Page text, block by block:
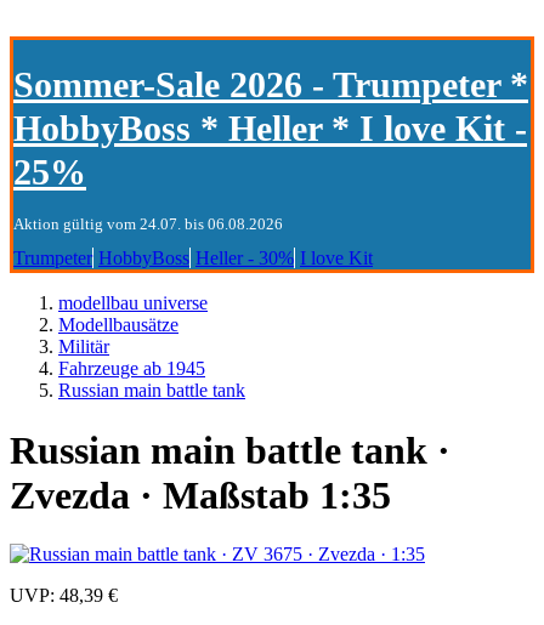
Sommer-Sale 2026 - Trumpeter *
HobbyBoss * Heller * I love Kit -
25%
Aktion gültig vom 24.07. bis 06.08.2026
Trumpeter HobbyBoss Heller - 30% I love Kit
modellbau universe
Modellbausätze
Militär
Fahrzeuge ab 1945
Russian main battle tank
Russian main battle tank ·
Zvezda · Maßstab 1:35
UVP: 48,39 €